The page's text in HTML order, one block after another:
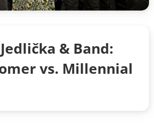
& Band:
vs. Millennial